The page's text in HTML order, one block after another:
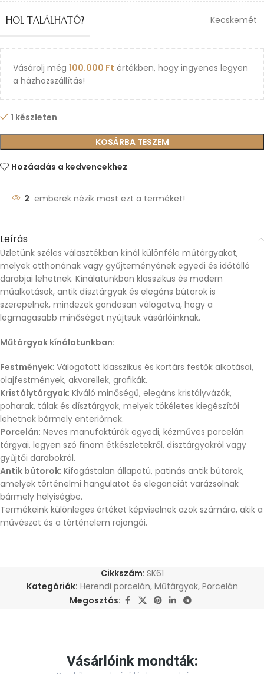
HOL TALÁLHATÓ? Kecskemét
Vásárolj még 100.000 Ft értékben, hogy ingyenes legyen
a házhozszállítás!
1 készleten
KOSÁRBA TESZEM
Hozáadás a kedvencekhez
2 emberek nézik most ezt a terméket!
Leírás
Üzletünk széles választékban kínál különféle műtárgyakat,
melyek otthonának vagy gyűjteményének egyedi és időtálló
darabjai lehetnek. Kínálatunkban klasszikus és modern
műalkotások, antik dísztárgyak és elegáns bútorok is
szerepelnek, mindezek gondosan válogatva, hogy a
legmagasabb minőséget nyújtsuk vásárlóinknak.
Műtárgyak kínálatunkban:
Festmények: Válogatott klasszikus és kortárs festők alkotásai,
olajfestmények, akvarellek, grafikák.
Kristálytárgyak: Kiváló minőségű, elegáns kristályvázák,
poharak, tálak és dísztárgyak, melyek tökéletes kiegészítői
lehetnek bármely enteriőrnek.
Porcelán: Neves manufaktúrák egyedi, kézműves porcelán
tárgyai, legyen szó finom étkészletekről, dísztárgyakról vagy
gyűjtői darabokról.
Antik bútorok: Kifogástalan állapotú, patinás antik bútorok,
amelyek történelmi hangulatot és eleganciát varázsolnak
bármely helyiségbe.
Termékeink különleges értéket képviselnek azok számára, akik a
művészet és a történelem rajongói.
Cikkszám: SK61
Kategóriák: Herendi porcelán, Műtárgyak, Porcelán
Megosztás: